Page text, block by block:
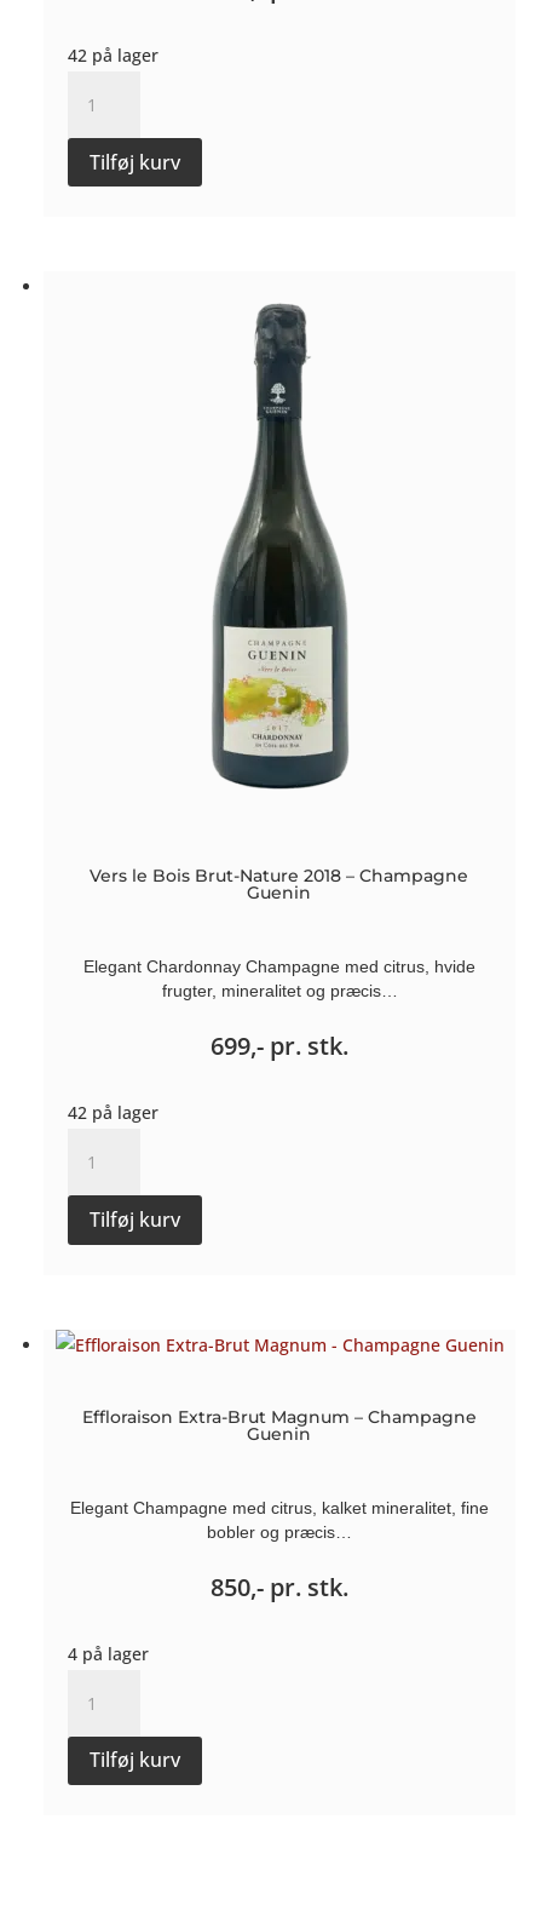
42 på lager
Bois
Brut-
Tilføj kurv
Vers le Bois Brut-Nature 2018 – Champagne
Guenin
Elegant Chardonnay Champagne med citrus, hvide
frugter, mineralitet og præcis…
699,- pr. stk.
42 på lager
Brut-
-
antal
Tilføj kurv
Effloraison Extra-Brut Magnum – Champagne
Guenin
Elegant Champagne med citrus, kalket mineralitet, fine
bobler og præcis…
850,- pr. stk.
4 på lager
Extra-
Brut
Magnum
Tilføj kurv